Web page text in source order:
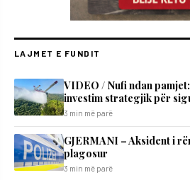
LAJMET E FUNDIT
VIDEO / Nufi ndan
investim strategjik për
3 min më parë
GJERMANI – Aksident i
plagosur
3 min më parë